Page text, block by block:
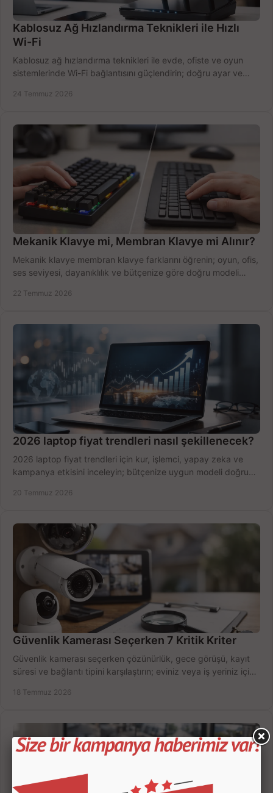
Kablosuz Ağ Hızlandırma Teknikleri ile Hızlı
Wi-Fi
Kablosuz ağ hızlandırma teknikleri ile evde, ofiste ve oyun
sistemlerinde Wi-Fi bağlantısını güçlendirin; doğru ayar ve
24 Temmuz 2026
Mekanik Klavye mi, Membran Klavye mi Alınır?
Mekanik klavye membran klavye farklarını öğrenin; oyun, ofis,
ses seviyesi, dayanıklılık ve bütçenize göre doğru modeli
22 Temmuz 2026
2026 laptop fiyat trendleri nasıl şekillenecek?
2026 laptop fiyat trendleri için kur, işlemci, yapay zeka ve
kampanya etkisini inceleyin; bütçenize uygun modeli doğru
20 Temmuz 2026
Güvenlik Kamerası Seçerken 7 Kritik Kriter
Güvenlik kamerası seçerken çözünürlük, gece görüşü, kayıt
süresi ve bağlantı tipini karşılaştırın; eviniz veya iş yeriniz için
18 Temmuz 2026